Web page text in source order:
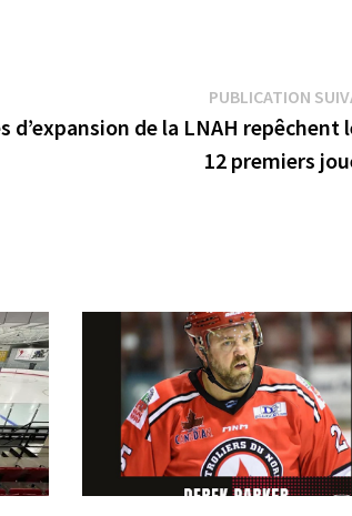
PUBLICATION
d’expansion de la LNAH repêchent
12 premiers